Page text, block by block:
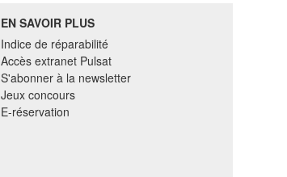
EN SAVOIR PLUS
Indice de réparabilité
Accès extranet Pulsat
S'abonner à la newsletter
Jeux concours
E-réservation